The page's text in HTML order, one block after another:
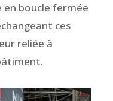
en boucle fermée
ces
reliée à